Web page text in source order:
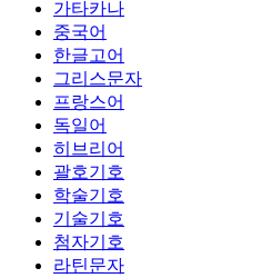
가타카나
중국어
한글고어
그리스문자
프랑스어
독일어
히브리어
괄호기호
학술기호
기술기호
첨자기호
라틴문자